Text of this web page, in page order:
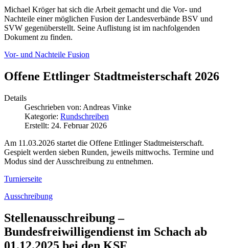
Michael Kröger hat sich die Arbeit gemacht und die Vor- und
Nachteile einer möglichen Fusion der Landesverbände BSV und
SVW gegenüberstellt. Seine Auflistung ist im nachfolgenden
Dokument zu finden.
Vor- und Nachteile Fusion
Offene Ettlinger Stadtmeisterschaft 2026
Details
Geschrieben von: Andreas Vinke
Kategorie: Rundschreiben
Erstellt: 24. Februar 2026
Am 11.03.2026 startet die Offene Ettlinger Stadtmeisterschaft.
Gespielt werden sieben Runden, jeweils mittwochs. Termine und
Modus sind der Ausschreibung zu entnehmen.
Turnierseite
Ausschreibung
Stellenausschreibung –
Bundesfreiwilligendienst im Schach ab